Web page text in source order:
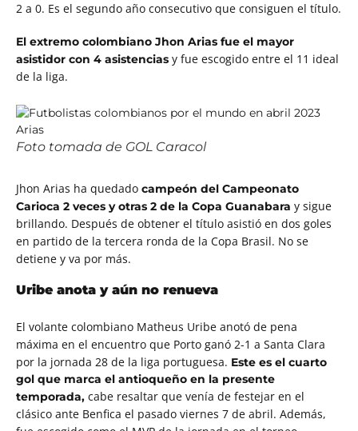
2 a 0. Es el segundo año consecutivo que consiguen el título.
El extremo colombiano Jhon Arias fue el mayor
asistidor con 4 asistencias y fue escogido entre el 11 ideal
de la liga.
Foto tomada de GOL Caracol
Jhon Arias ha quedado campeón del Campeonato
Carioca 2 veces y otras 2 de la Copa Guanabara y sigue
brillando. Después de obtener el título asistió en dos goles
en partido de la tercera ronda de la Copa Brasil. No se
detiene y va por más.
Uribe anota y aún no renueva
El volante colombiano Matheus Uribe anotó de pena
máxima en el encuentro que Porto ganó 2-1 a Santa Clara
por la jornada 28 de la liga portuguesa. Este es el cuarto
gol que marca el antioqueño en la presente
temporada, cabe resaltar que venía de festejar en el
clásico ante Benfica el pasado viernes 7 de abril. Además,